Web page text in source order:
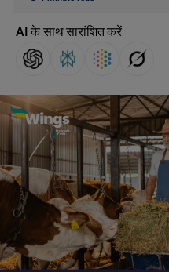
AI के साथ सारांशित करें